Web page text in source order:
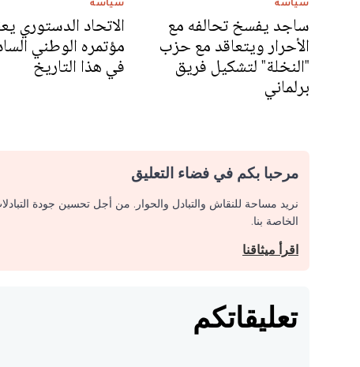
ساجد يفسخ تحالفه مع
الأحرار ويتعاقد مع حزب
"النخلة" لتشكيل فريق
برلماني
الاتحاد الدستوري
مؤتمره الوطني
في هذا التاريخ
مرحبا بكم في فضاء التعليق
نريد مساحة للنقاش والتبادل والحوار. من أجل تحسين جودة
الخاصة بنا.
اقرأ ميثاقنا
تعليقاتكم